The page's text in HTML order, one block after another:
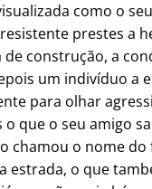
como o
prestes a
construção, a
um indivíduo a
para olhar
o que o seu amigo
chamou o nome
estrada, o que